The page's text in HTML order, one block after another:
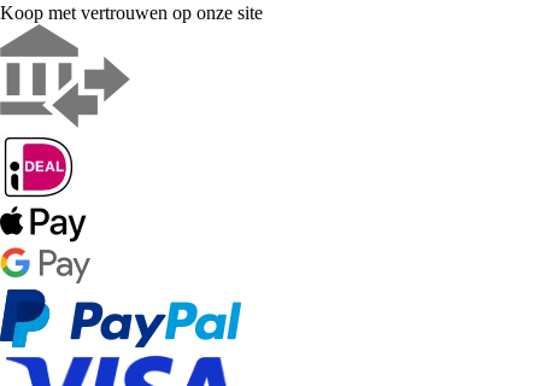
Koop met vertrouwen op onze site